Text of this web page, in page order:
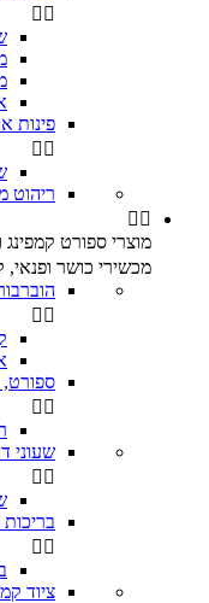
 
פינות
 
ריהוט
 
מוצרי ספורט קמפינג
מכשירי כושר ופנאי,
 
ספורט,
 
שעוני
 
בריכות
 
ציוד